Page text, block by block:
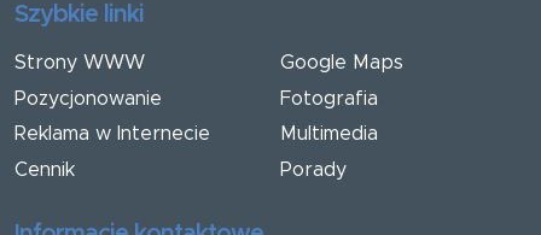
Szybkie linki
Strony WWW
Pozycjonowanie
Reklama w Internecie
Cennik
Google Maps
Fotografia
Multimedia
Porady